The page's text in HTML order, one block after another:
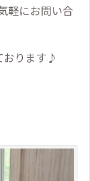
軽にお問い合
おります♪